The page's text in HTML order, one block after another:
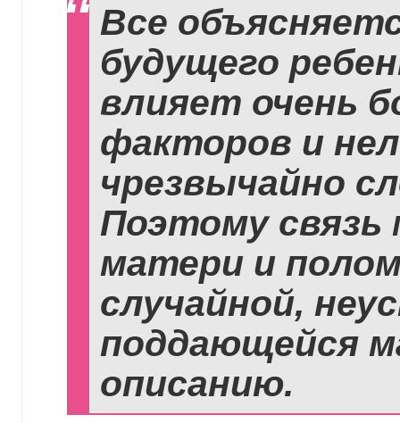
Все
будущего
влияет очень
факторов и
чрезвычайно
Поэтому связь
матери и
случайной,
поддающейся
описанию.